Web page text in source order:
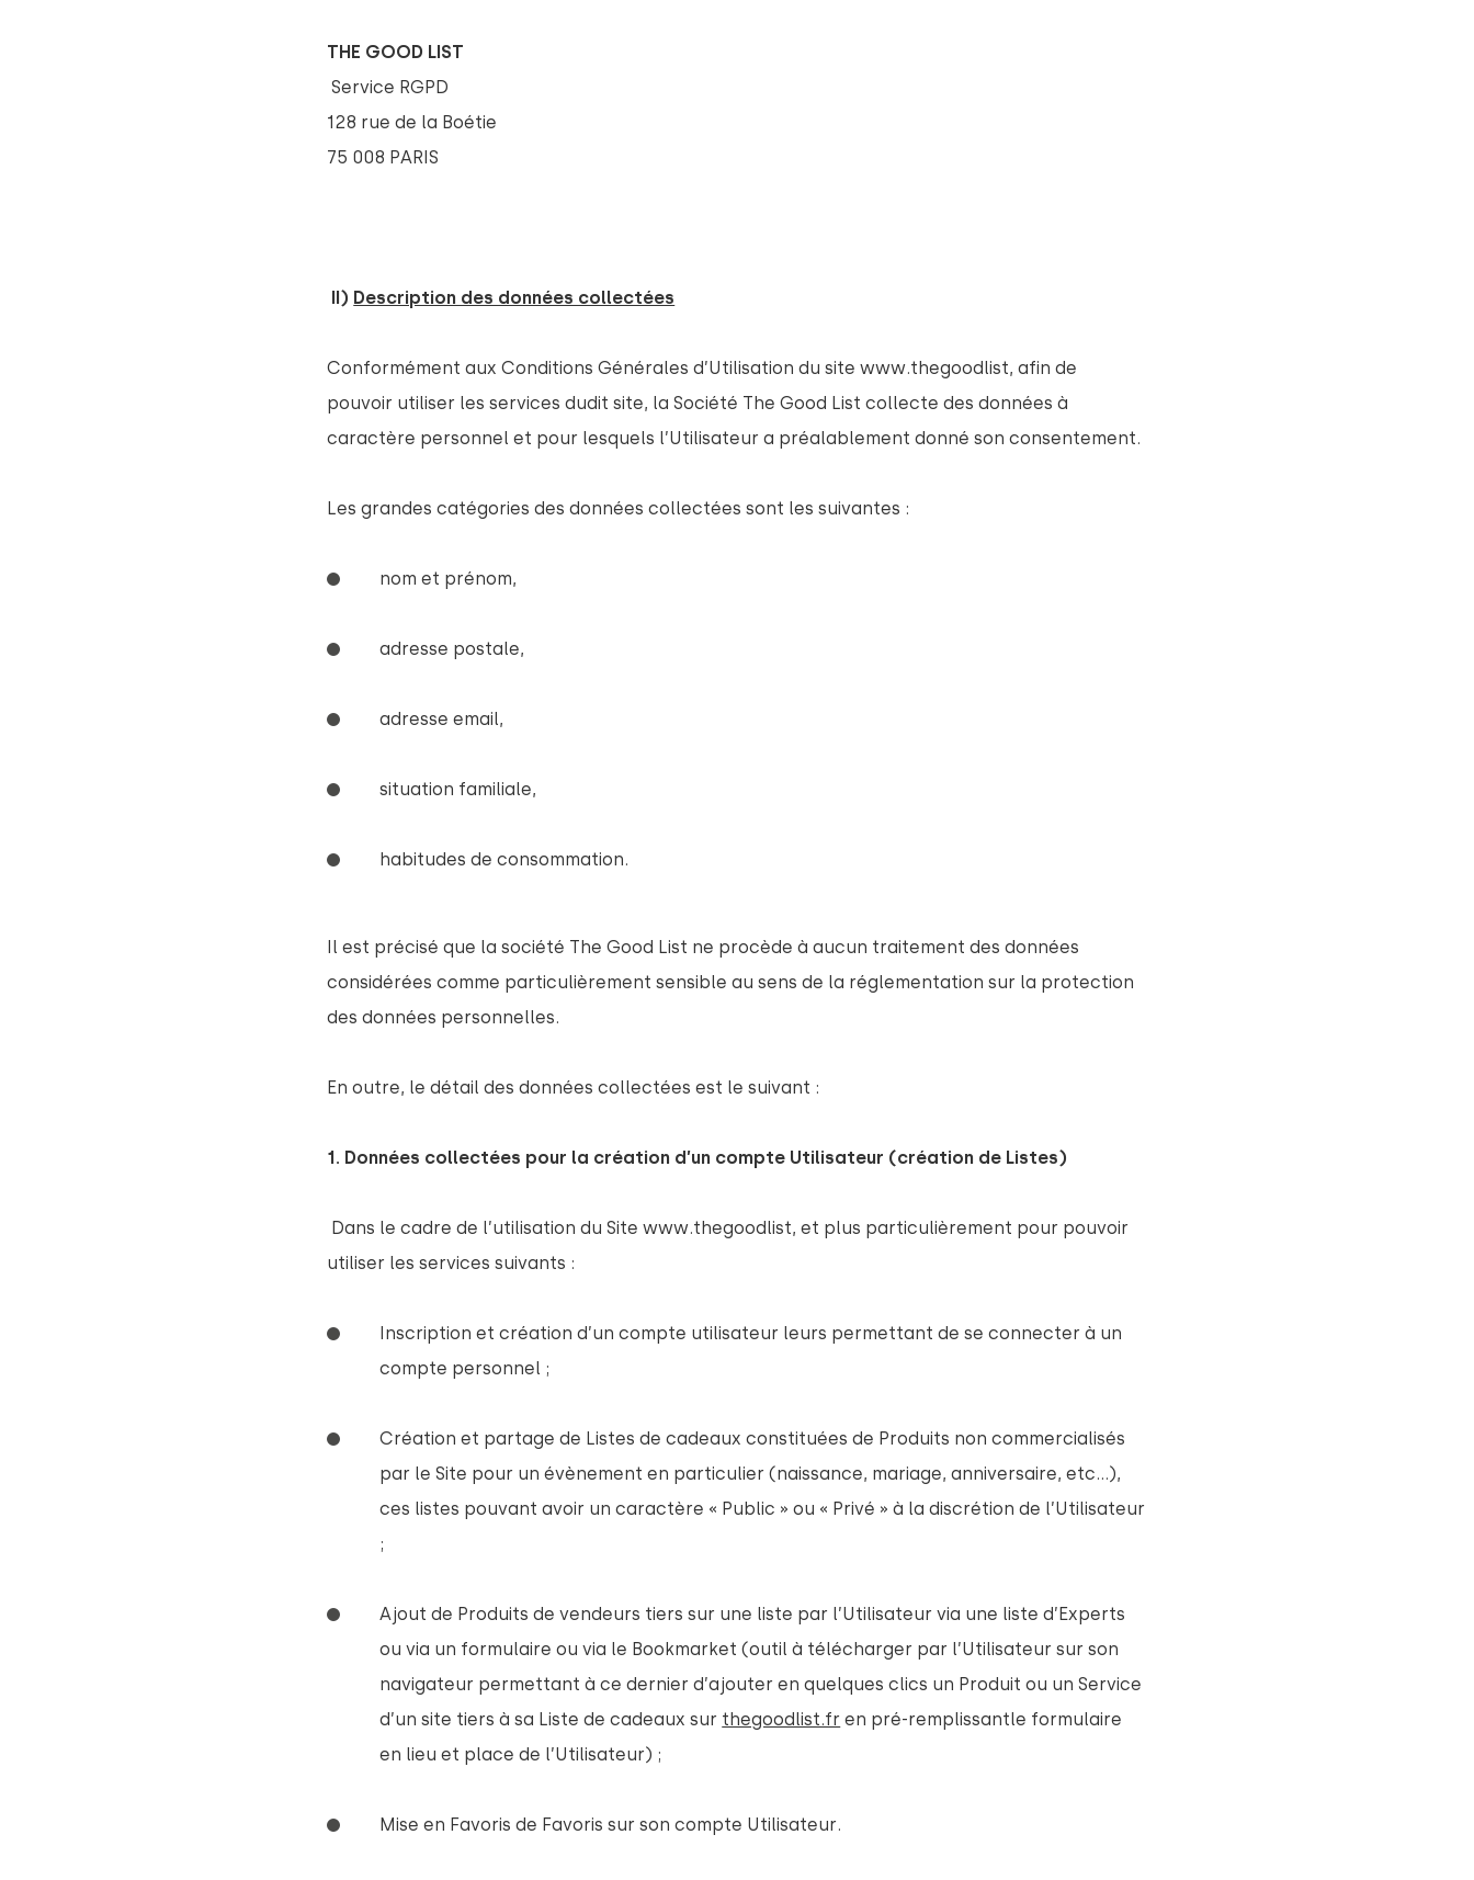
THE GOOD LIST
Service RGPD
128 rue de la Boétie
75 008 PARIS
II) Description des données collectées
Conformément aux Conditions Générales d’Utilisation du site www.thegoodlist, afin de
pouvoir utiliser les services dudit site, la Société The Good List collecte des données à
caractère personnel et pour lesquels l’Utilisateur a préalablement donné son consentement.
Les grandes catégories des données collectées sont les suivantes :
nom et prénom,
adresse postale,
adresse email,
situation familiale,
habitudes de consommation.
Il est précisé que la société The Good List ne procède à aucun traitement des données
considérées comme particulièrement sensible au sens de la réglementation sur la protection
des données personnelles.
En outre, le détail des données collectées est le suivant :
1. Données collectées pour la création d’un compte Utilisateur (création de Listes)
Dans le cadre de l’utilisation du Site www.thegoodlist, et plus particulièrement pour pouvoir
utiliser les services suivants :
Inscription et création d’un compte utilisateur leurs permettant de se connecter à un
compte personnel ;
Création et partage de Listes de cadeaux constituées de Produits non commercialisés
par le Site pour un évènement en particulier (naissance, mariage, anniversaire, etc…),
ces listes pouvant avoir un caractère « Public » ou « Privé » à la discrétion de l’Utilisateur
;
Ajout de Produits de vendeurs tiers sur une liste par l’Utilisateur via une liste d’Experts
ou via un formulaire ou via le Bookmarket (outil à télécharger par l’Utilisateur sur son
navigateur permettant à ce dernier d’ajouter en quelques clics un Produit ou un Service
d’un site tiers à sa Liste de cadeaux sur thegoodlist.fr en pré-remplissantle formulaire
en lieu et place de l’Utilisateur) ;
Mise en Favoris de Favoris sur son compte Utilisateur.